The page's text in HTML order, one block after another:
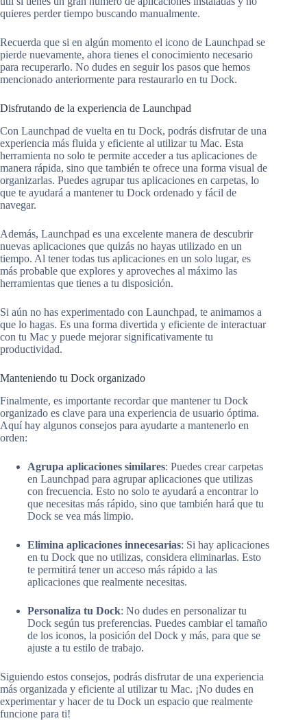
quieres perder tiempo buscando manualmente.
Recuerda que si en algún momento el icono de Launchpad se
pierde nuevamente, ahora tienes el conocimiento necesario
para recuperarlo. No dudes en seguir los pasos que hemos
mencionado anteriormente para restaurarlo en tu Dock.
Disfrutando de la experiencia de Launchpad
Con Launchpad de vuelta en tu Dock, podrás disfrutar de una
experiencia más fluida y eficiente al utilizar tu Mac. Esta
herramienta no solo te permite acceder a tus aplicaciones de
manera rápida, sino que también te ofrece una forma visual de
organizarlas. Puedes agrupar tus aplicaciones en carpetas, lo
que te ayudará a mantener tu Dock ordenado y fácil de
navegar.
Además, Launchpad es una excelente manera de descubrir
nuevas aplicaciones que quizás no hayas utilizado en un
tiempo. Al tener todas tus aplicaciones en un solo lugar, es
más probable que explores y aproveches al máximo las
herramientas que tienes a tu disposición.
Si aún no has experimentado con Launchpad, te animamos a
que lo hagas. Es una forma divertida y eficiente de interactuar
con tu Mac y puede mejorar significativamente tu
productividad.
Manteniendo tu Dock organizado
Finalmente, es importante recordar que mantener tu Dock
organizado es clave para una experiencia de usuario óptima.
Aquí hay algunos consejos para ayudarte a mantenerlo en
orden:
Agrupa aplicaciones similares: Puedes crear carpetas
en Launchpad para agrupar aplicaciones que utilizas
con frecuencia. Esto no solo te ayudará a encontrar lo
que necesitas más rápido, sino que también hará que tu
Dock se vea más limpio.
Elimina aplicaciones innecesarias: Si hay aplicaciones
en tu Dock que no utilizas, considera eliminarlas. Esto
te permitirá tener un acceso más rápido a las
aplicaciones que realmente necesitas.
Personaliza tu Dock: No dudes en personalizar tu
Dock según tus preferencias. Puedes cambiar el tamaño
de los iconos, la posición del Dock y más, para que se
ajuste a tu estilo de trabajo.
Siguiendo estos consejos, podrás disfrutar de una experiencia
más organizada y eficiente al utilizar tu Mac. ¡No dudes en
experimentar y hacer de tu Dock un espacio que realmente
funcione para ti!